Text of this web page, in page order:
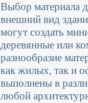
Выбор материала
внешний вид
могут создать
деревянные или
разнообразие
как жилых, так и
выполнены в
любой